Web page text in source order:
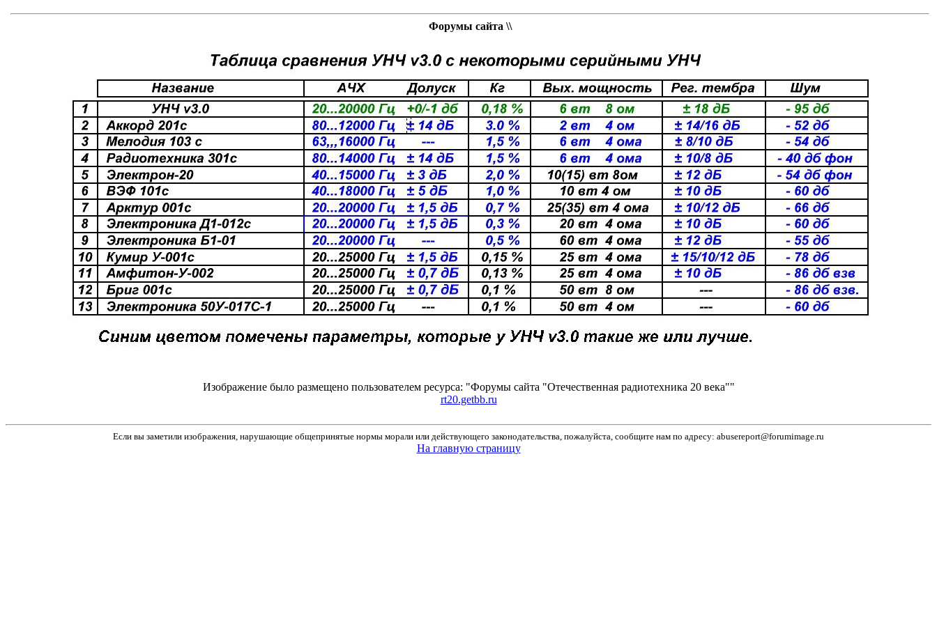
Форумы сайта \\
Изображение было размещено пользователем ресурса: "Форумы сайта "Отечественная радиотехника 20 века""
rt20.getbb.ru
Если вы заметили изображения, нарушающие общепринятые нормы морали или действующего законодательства, пожалуйста, сообщите нам по адресу: abusereport@forumimage.ru
На главную страницу